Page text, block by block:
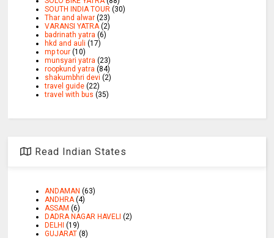
SOUTH INDIA TOUR (30)
Thar and alwar (23)
VARANSI YATRA (2)
badrinath yatra (6)
hkd and auli (17)
mp tour (10)
munsyari yatra (23)
roopkund yatra (84)
shakumbhri devi (2)
travel guide (22)
travel with bus (35)
Read Indian States
ANDAMAN (63)
ANDHRA (4)
ASSAM (6)
DADRA NAGAR HAVELI (2)
DELHI (19)
GUJARAT (8)